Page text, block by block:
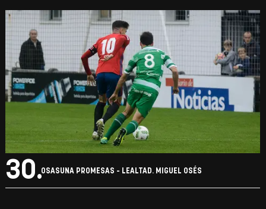
30.OSASUNA PROMESAS - LEALTAD. MIGUEL OSÉS